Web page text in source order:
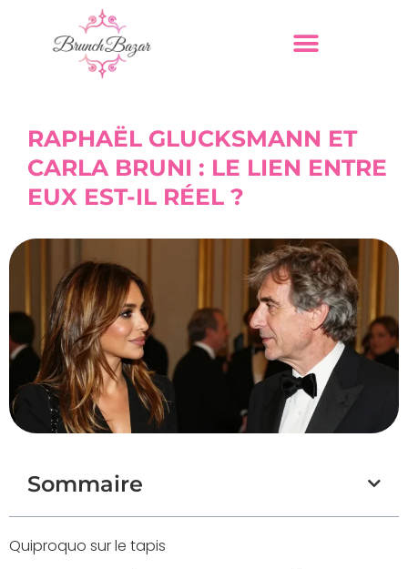
RAPHAËL GLUCKSMANN ET
CARLA BRUNI : LE LIEN ENTRE
EUX EST-IL RÉEL ?
Sommaire
Quiproquo sur le tapis